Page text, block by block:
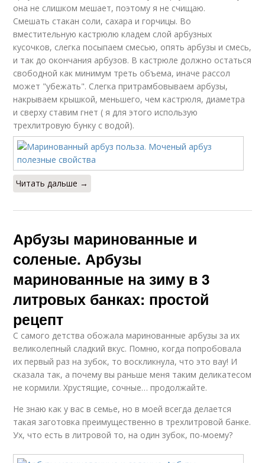
она не слишком мешает, поэтому я не счищаю.
Смешать стакан соли, сахара и горчицы. Во
вместительную кастрюлю кладем слой арбузных
кусочков, слегка посыпаем смесью, опять арбузы и смесь,
и так до окончания арбузов. В кастрюле должно остаться
свободной как минимум треть объема, иначе рассол
может "убежать". Слегка притрамбовываем арбузы,
накрываем крышкой, меньшего, чем кастрюля, диаметра
и сверху ставим гнет ( я для этого использую
трехлитровую бунку с водой).
Читать дальше →
Арбузы маринованные и
соленые. Арбузы
маринованные на зиму в 3
литровых банках: простой
рецепт
С самого детства обожала маринованные арбузы за их
великолепный сладкий вкус. Помню, когда попробовала
их первый раз на зубок, то воскликнула, что это вау! И
сказала так, а почему вы раньше меня таким деликатесом
не кормили. Хрустящие, сочные… продолжайте.
Не знаю как у вас в семье, но в моей всегда делается
такая заготовка преимущественно в трехлитровой банке.
Ух, что есть в литровой то, на один зубок, по-моему?